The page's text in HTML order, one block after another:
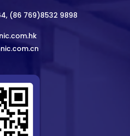
(86 769)8532 9898